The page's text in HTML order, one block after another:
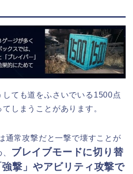
ても道をふさいでいる1500点
しまうことがあります。
通常攻撃だと一撃で壊すことが
ブレイブモードに切り替
撃」やアビリティ攻撃で